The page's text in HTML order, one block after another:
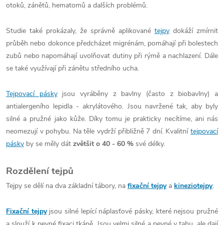
otoků, zánětů, hematomů a dalších problémů.
Studie také prokázaly, že správně aplikované tejpy dokáží zmírnit
průběh nebo dokonce předcházet migrénám, pomáhají při bolestech
zubů nebo napomáhají uvolňovat dutiny při rýmě a nachlazení. Dále
se také využívají při zánětu středního ucha.
Tejpovací pásky jsou vyráběny z bavlny (často z biobavlny) a
antialergeního lepidla - akrylátového. Jsou navržené tak, aby byly
silné a pružné jako kůže. Díky tomu je prakticky necítíme, ani nás
neomezují v pohybu. Na těle vydrží přibližně 7 dní. Kvalitní tejpovací
pásky by se měly dát zvětšit o 40 - 60 % své délky.
Rozdělení tejpů
Tejpy se dělí na dva základní tábory, na fixační tejpya kineziotejpy.
Fixační tejpyjsou silné lepící náplasťové pásky, které nejsou pružné